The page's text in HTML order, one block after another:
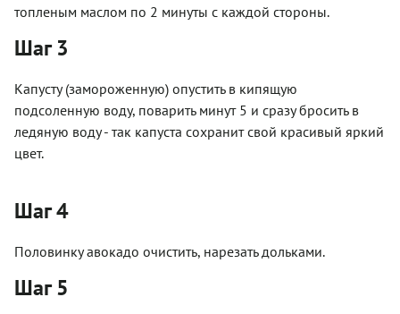
топленым маслом по 2 минуты с каждой стороны.
Шаг 3
Капусту (замороженную) опустить в кипящую
подсоленную воду, поварить минут 5 и сразу бросить в
ледяную воду - так капуста сохранит свой красивый яркий
цвет.
Шаг 4
Половинку авокадо очистить, нарезать дольками.
Шаг 5